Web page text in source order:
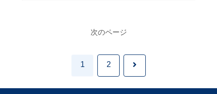
次のページ
1 2 次